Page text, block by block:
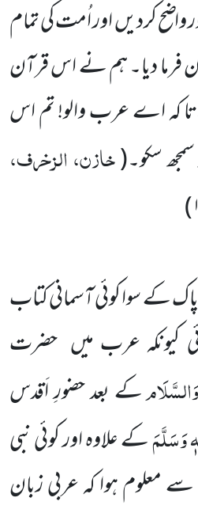
واضح کردیں اور اُمت کی تمام
فرما دیا۔ ہم نے اس قرآن
کہ اے عرب والو! تم اس
سکو۔(خازن، الزخرف،
)
کے سوا کوئی آسمانی کتاب
کیونکہ عرب میں حضرت
کے بعد حضورِ اَقدس
وَسَلَّمَکے علاوہ اور کوئی نبی
معلوم ہوا کہ عربی زبان